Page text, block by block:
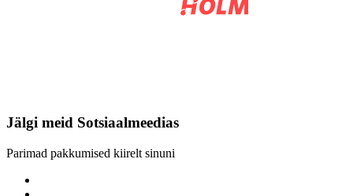
Jälgi meid Sotsiaalmeedias
Parimad pakkumised kiirelt sinuni